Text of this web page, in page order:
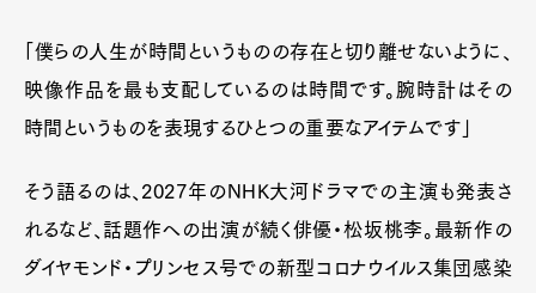
「僕らの人生が時間というものの存在と切り離せないように、
映像作品を最も支配しているのは時間です。腕時計はその
時間というものを表現するひとつの重要なアイテムです」
そう語るのは、2027年のNHK大河ドラマでの主演も発表さ
れるなど、話題作への出演が続く俳優・松坂桃李。最新作の
ダイヤモンド・プリンセス号での新型コロナウイルス集団感染